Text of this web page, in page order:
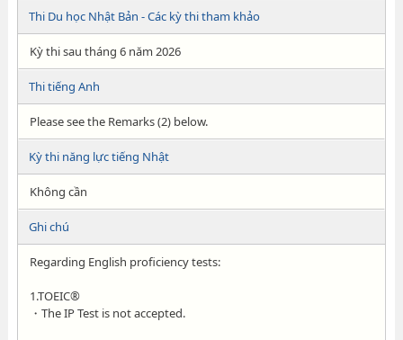
Thi Du học Nhật Bản - Các kỳ thi tham khảo
Kỳ thi sau tháng 6 năm 2026
Thi tiếng Anh
Please see the Remarks (2) below.
Kỳ thi năng lực tiếng Nhật
Không cần
Ghi chú
Regarding English proficiency tests:
1.TOEIC®
・The IP Test is not accepted.